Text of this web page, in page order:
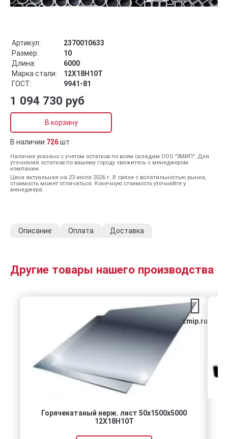
Артикул:
2370010633
Размер:
10
Длина:
6000
Марка стали:
12Х18Н10Т
ГОСТ:
9941-81
1 094 730 руб
В корзину
В наличии 726шт
Наличие указано с учетом остатков по всем складам ООО "ЗМИП". Для
уточнения остатков по вашему городу свяжитесь с менеджером
компании.
Цена актуальная на 23 июля 2026 г. В связи с волатильностью рынка,
стоимость может отличаться. Конечную стоимость уточняйте у
менеджера.
Описание Оплата Доставка
Другие товары нашего производства
zmip.ru
Горячекатаный нерж. лист 50х1500х5000
12Х18Н10Т